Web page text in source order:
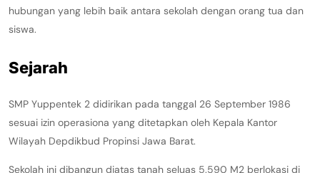
hubungan yang lebih baik antara sekolah dengan orang tua dan
siswa.
Sejarah
SMP Yuppentek 2 didirikan pada tanggal 26 September 1986
sesuai izin operasiona yang ditetapkan oleh Kepala Kantor
Wilayah Depdikbud Propinsi Jawa Barat.
Sekolah ini dibangun diatas tanah seluas 5.590 M2 berlokasi di